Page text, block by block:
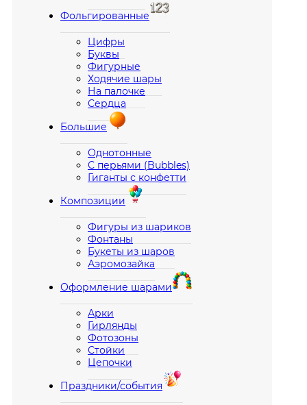
Фольгированные
Цифры
Буквы
Фигурные
Ходячие шары
На палочке
Сердца
Большие
Однотонные
С перьями (Bubbles)
Гиганты с конфетти
Композиции
Фигуры из шариков
Фонтаны
Букеты из шаров
Аэромозайка
Оформление шарами
Арки
Гирлянды
Фотозоны
Стойки
Цепочки
Праздники/события